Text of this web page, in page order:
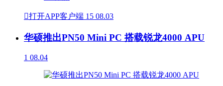
打开APP客户端 15 08.03
华硕推出PN50 Mini PC 搭载锐龙4000 APU
1 08.04